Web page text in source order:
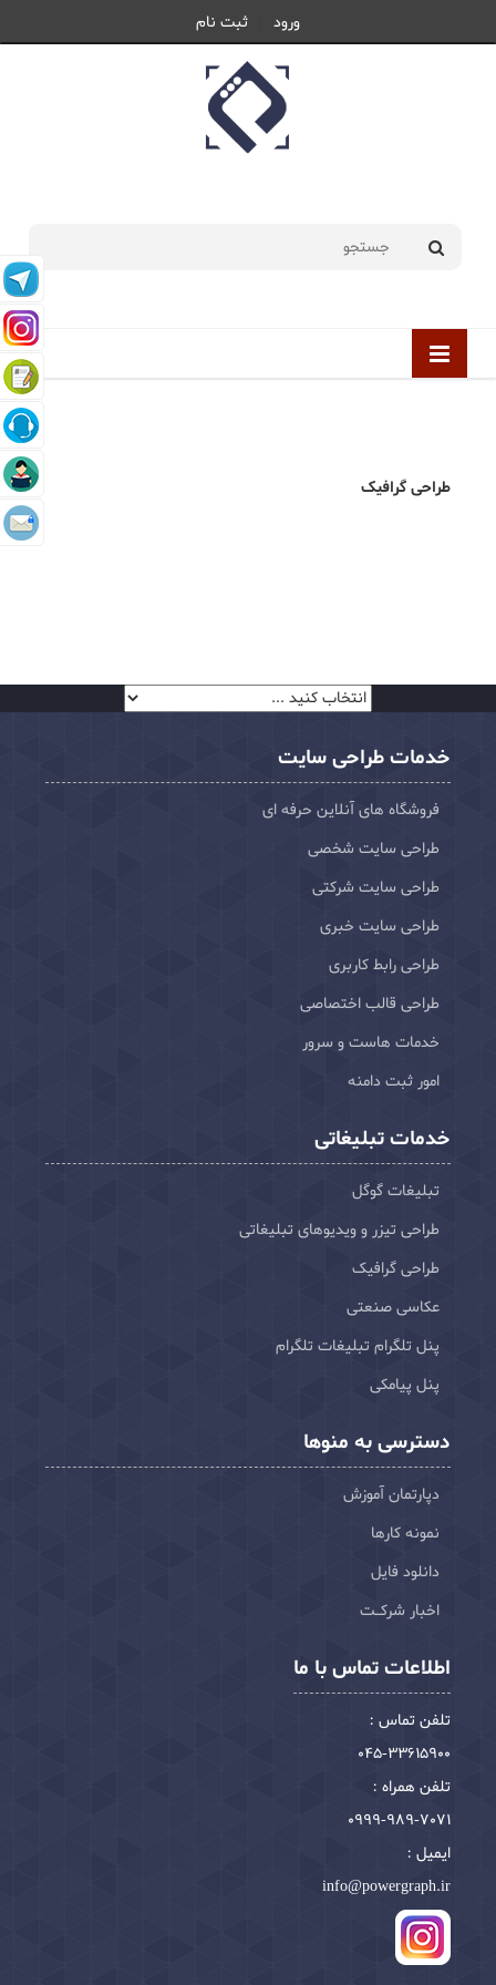
ورود ثبت نام
طراحی گرافیک
خدمات طراحی سایت
فروشگاه های آنلاین حرفه ای
طراحی سایت شخصی
طراحی سایت شرکتی
طراحی سایت خبری
طراحی رابط کاربری
طراحی قالب اختصاصی
خدمات هاست و سرور
امور ثبت دامنه
خدمات تبلیغاتی
تبلیغات گوگل
طراحی تیزر و ویدیوهای تبلیغاتی
طراحی گرافیک
عکاسی صنعتی
پنل تلگرام تبلیغات تلگرام
پنل پیامکی
دسترسی به منوها
دپارتمان آموزش
نمونه کارها
دانلود فایل
اخبار شرکـت
اطلاعات تماس با ما
تلفن تماس :
045-33615900
تلفن همراه :
0999-989-7071
ایمیل :
info@powergraph.ir